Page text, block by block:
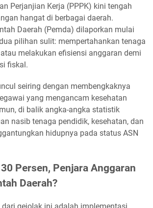
Perjanjian Kerja (PPPK) kini tengah
hangat di berbagai daerah.
Daerah (Pemda) dilaporkan mulai
pilihan sulit: mempertahankan tenaga
melakukan efisiensi anggaran demi
fiskal.
seiring dengan membengkaknya
yang mengancam kesehatan
di balik angka-angka statistik
nasib tenaga pendidik, kesehatan, dan
hidupnya pada status ASN
Persen, Penjara Anggaran
Daerah?